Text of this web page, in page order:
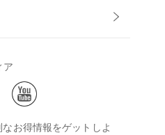
表示
お得情報をゲットしよ
ア